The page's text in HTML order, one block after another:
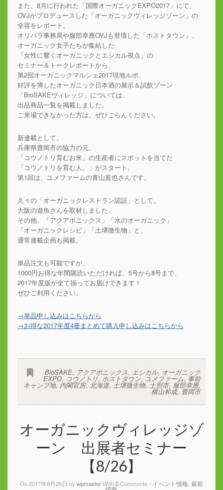
また、8月に行われた「国際オーガニックEXPO2017」にて、
OVJがプロデュースした「オーガニックヴィレッジゾーン」の
全容をレポート。
オリパラ事務局や服部幸應OVJも登壇した「ホストタウン」、
オーガニック女子たちが集結した
「女性に響くオーガニックとエシカル視点」の
セミナー＆トークレポートから、
第2回オーガニックマルシェ2017現地ルポ、
好評を博したオーガニック日本酒の展示＆試飲ゾーン
「BioSAKEヴィレッジ」については、
出品商品一覧を掲載しました。
ご来場できなかった方は、ぜひごらんください。
新連載として、
兵庫県豊岡市の協力の元、
「コウノトリ育むお米」の生産者にスポットを当てた
「コウノトリを育む人。」がスタート。
第1回は、ユメファームの青山直也さんです。
久々の「オーガニックレストラン認証」として、
大阪の遊魚さんを取材しました。
その他、「アクアポニックス」「水のオーガニック」
「オーガニックレシピ」「土壌微生物」と、
通常連載企画も掲載。
単品注文も可能ですが、
1000円お得な年間購読いただければ、5号から8号まで、
2017年度版が全て揃ってお届けできます！
ぜひご利用ください。
→単品申し込みはこちらから
→お得な2017年度4冊まとめて購入申し込みはこちらから
BioSAKE, アクアポニックス, エシカル, オーガニック
EXPO, コウノトリ, ホストタウン,ユメファーム, 事前
キャンプ地, 内閣官房,北海道,土壌微生物, 士別市, 服部幸應,
横山和成,豊岡市
オーガニックヴィレッジゾ
ーン 出展者セミナー
【8/26】
On 2017年8月25日 bywpmasterWith0Comments - イベント情報, 最新